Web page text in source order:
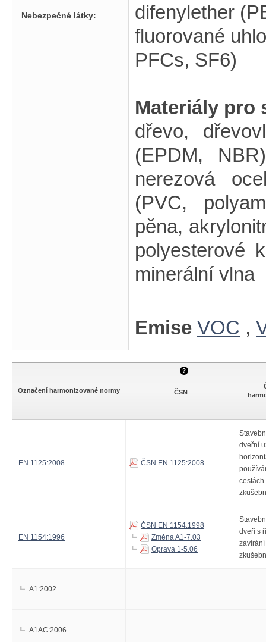
Nebezpečné látky:
difenylether
fluorované
PFCs, SF6)
Materiály pro
dřevo,
(EPDM,
nerezová
(PVC,
pěna,
polyesterové
minerální vlna
Emise VOC ,
Označení harmonizované normy ČSN
EN 1125:2008 ČSN EN 1125:2008
dveřní
cestách
EN 1154:1996
ČSN EN 1154:1998
Změna A1-7.03
Oprava 1-5.06
dveří s
zavírání
A1:2002
A1AC:2006